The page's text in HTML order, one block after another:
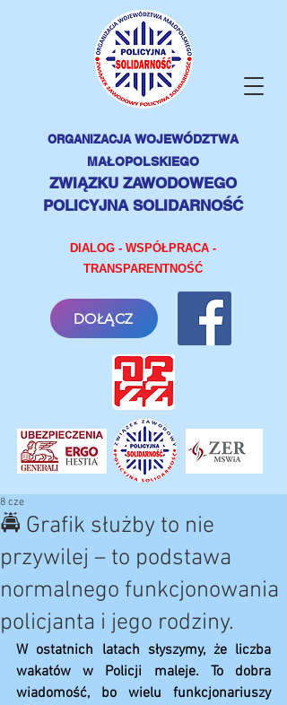
ORGANIZACJAWOJEWÓDZTWA
MAŁOPOLSKIEGO
ZWIĄZKU ZAWODOWEGO
POLICYJNA SOLIDARNOŚĆ
DIALOG - WSPÓŁPRACA -
TRANSPARENTNOŚĆ
DOŁĄCZ
🚔 Grafik służby to nie
przywilej – to podstawa
normalnego funkcjonowania
policjanta i jego rodziny.
8 cze
W ostatnich latach słyszymy, że liczba
wakatów w Policji maleje. To dobra
wiadomość, bo wielu funkcjonariuszy